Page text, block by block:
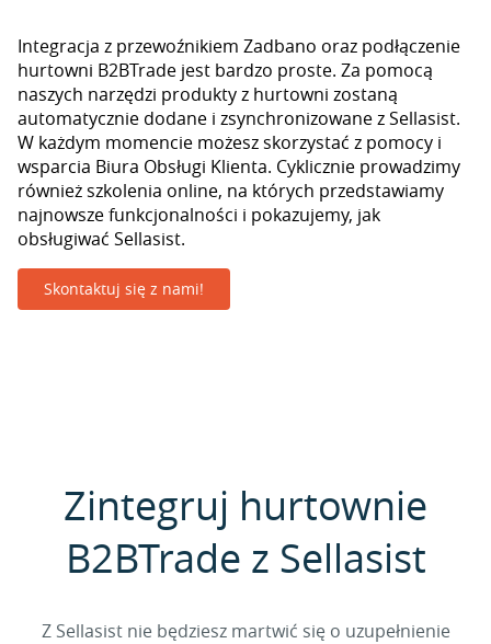
Integracja z przewoźnikiem Zadbano oraz podłączenie
hurtowni B2BTrade jest bardzo proste. Za pomocą
naszych narzędzi produkty z hurtowni zostaną
automatycznie dodane i zsynchronizowane z Sellasist.
W każdym momencie możesz skorzystać z pomocy i
wsparcia Biura Obsługi Klienta. Cyklicznie prowadzimy
również szkolenia online, na których przedstawiamy
najnowsze funkcjonalności i pokazujemy, jak
obsługiwać Sellasist.
Skontaktuj się z nami!
Zintegruj hurtownie
B2BTrade z Sellasist
Z Sellasist nie będziesz martwić się o uzupełnienie